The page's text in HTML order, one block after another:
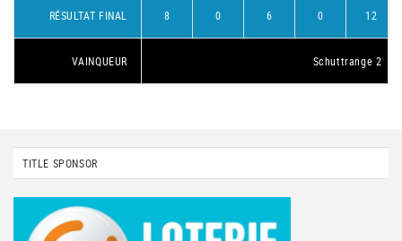
RÉSULTAT FINAL 8 0 6 0 12
VAINQUEUR Schuttrange 2
TITLE SPONSOR